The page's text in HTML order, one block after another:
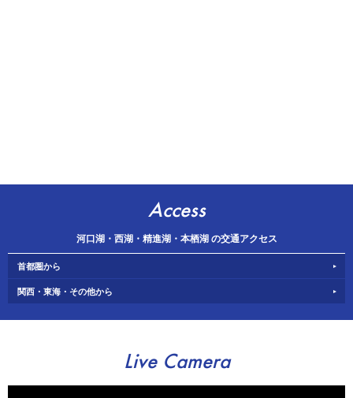
Access
河口湖・西湖・精進湖・本栖湖 の交通アクセス
首都圏から
関西・東海・その他から
Live Camera